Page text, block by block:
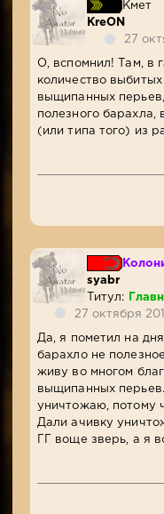
Кмет
KreON
27
О, вспомнил! Там, в
количество
выщипанных перьев,
полезного барахла,
(или типа того) из
syabr
Титул:
27 октября
Да, я пометил на
барахло не
живу во многом
выщипанных
уничтожаю, потому
Дали ачивку
ГГ воще зверь, а я